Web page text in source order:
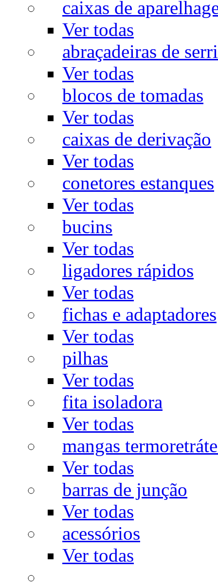
caixas de
Ver todas
abraçadeiras de
Ver todas
blocos de tomadas
Ver todas
caixas de derivação
Ver todas
conetores estanques
Ver todas
bucins
Ver todas
ligadores rápidos
Ver todas
fichas e adaptadores
Ver todas
pilhas
Ver todas
fita isoladora
Ver todas
mangas
Ver todas
barras de junção
Ver todas
acessórios
Ver todas